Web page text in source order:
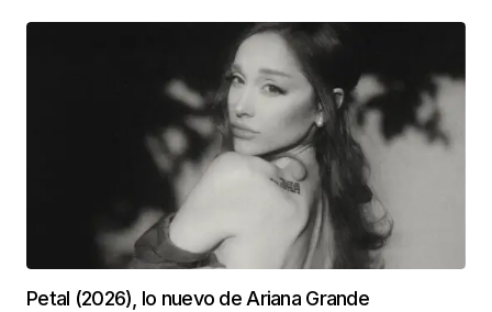
Petal (2026), lo nuevo de Ariana Grande